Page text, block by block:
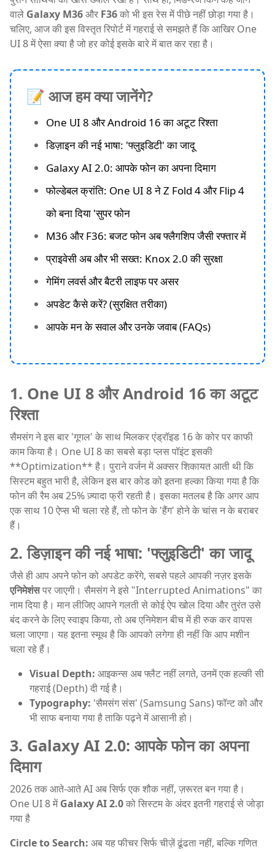
वाले Galaxy M36और F36को भी इस रेस में पीछे नहीं छोड़ा गया है।
चलिए, आज की इस विस्तृत रिपोर्ट में गहराई से समझते हैं कि आखिर One
UI 8 में ऐसा क्या है जो हर कोई इसके बारे में बात कर रहा है।
📝 आज हम क्या जानेंगे?
One UI 8 और Android 16 का अटूट रिश्ता
डिज़ाइन की नई भाषा: 'फ्लुइडिटी' का जादू
Galaxy AI 2.0: आपके फोन का अपना दिमाग
फोल्डेबल क्रांति: One UI 8 ने Z Fold 4 और Flip 4
को बना दिया 'सुपर फोन
M36 और F36: बजट फोन अब फ्लैगशिप जैसी रफ्तार में
प्राइवेसी अब और भी सख्त: Knox 2.0 की सुरक्षा
गेमिंग लवर्स और बैटरी लाइफ पर असर
अपडेट कैसे करें? (सुरक्षित तरीका)
आपके मन के सवाल और उनके जवाब (FAQs)
1. One UI 8 और Android 16 का अटूट
रिश्ता
सैमसंग ने इस बार 'गूगल' के साथ मिलकर एंड्रॉइड 16 के कोर पर काफी
काम किया है। One UI 8 का सबसे बड़ा प्लस पॉइंट इसकी
**Optimization** है। पुराने वर्जन में अक्सर शिकायत आती थी कि
सिस्टम बहुत भारी है, लेकिन इस बार कोड को इतना हल्का किया गया है कि
फोन की रैम अब 25% ज़्यादा फ्री रहती है। इसका मतलब है कि अगर आप
एक साथ 10 ऐप्स भी चला रहे हैं, तो फोन के 'हैंग' होने के चांस न के बराबर
हैं।
2. डिज़ाइन की नई भाषा: 'फ्लुइडिटी' का जादू
जैसे ही आप अपने फोन को अपडेट करेंगे, सबसे पहले आपकी नज़र इसके
एनिमेशंसपर जाएगी। सैमसंग ने इसे "Interrupted Animations" का
नाम दिया है। मान लीजिए आपने गलती से कोई ऐप खोल दिया और तुरंत उसे
बंद करने के लिए स्वाइप किया, तो अब एनिमेशन बीच में ही रुक कर वापस
चला जाएगा। यह इतना स्मूथ है कि आपको लगेगा ही नहीं कि आप मशीन
चला रहे हैं।
Visual Depth: आइकन्स अब फ्लैट नहीं लगते, उनमें एक हल्की सी
गहराई (Depth) दी गई है।
Typography: 'सैमसंग संस' (Samsung Sans) फॉन्ट को और
भी साफ बनाया गया है ताकि पढ़ने में आसानी हो।
3. Galaxy AI 2.0: आपके फोन का अपना
दिमाग
2026 तक आते-आते AI अब सिर्फ एक शौक नहीं, ज़रूरत बन गया है।
One UI 8 मेंGalaxy AI 2.0को सिस्टम के अंदर इतनी गहराई से जोड़ा
गया है
Circle to Search: अब यह फीचर सिर्फ चीज़ें ढूंढता नहीं, बल्कि गणित